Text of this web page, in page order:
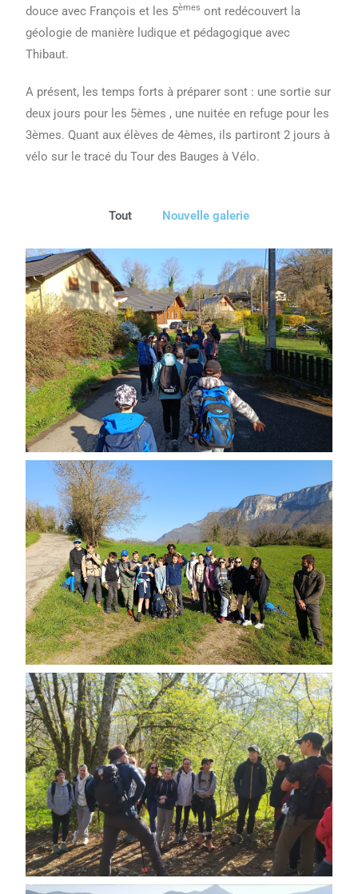
douce avec François et les 5èmes ont redécouvert la
géologie de manière ludique et pédagogique avec
Thibaut.
A présent, les temps forts à préparer sont : une sortie sur
deux jours pour les 5èmes , une nuitée en refuge pour les
3èmes. Quant aux élèves de 4èmes, ils partiront 2 jours à
vélo sur le tracé du Tour des Bauges à Vélo.
Tout Nouvelle galerie